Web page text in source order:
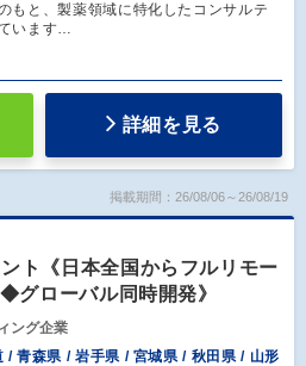
もと、製薬領域に特化したコンサルテ
います…
詳細を見る
掲載期間：26/08/06～26/08/19
ト《日本全国からフルリモー
グローバル同時開発》
ング企業
/ 青森県 / 岩手県 / 宮城県 / 秋田県 / 山形